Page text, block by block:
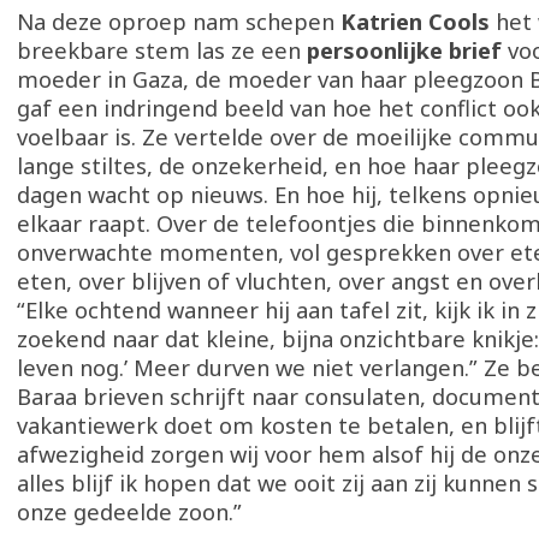
Na deze oproep nam schepen Katrien Cools het
breekbare stem las ze een persoonlijke brief
moeder in Gaza, de moeder van haar pleegzoon
gaf een indringend beeld van hoe het conflict
voelbaar is. Ze vertelde over de moeilijke
lange stiltes, de onzekerheid, en hoe haar
dagen wacht op nieuws. En hoe hij, telkens
elkaar raapt. Over de telefoontjes die
onverwachte momenten, vol gesprekken over
eten, over blijven of vluchten, over angst en
“Elke ochtend wanneer hij aan tafel zit, kijk ik in
zoekend naar dat kleine, bijna onzichtbare knikje:
leven nog.’ Meer durven we niet verlangen.” Ze
Baraa brieven schrijft naar consulaten,
vakantiewerk doet om kosten te betalen, en
afwezigheid zorgen wij voor hem alsof hij de
alles blijf ik hopen dat we ooit zij aan zij kunnen
onze gedeelde zoon.”